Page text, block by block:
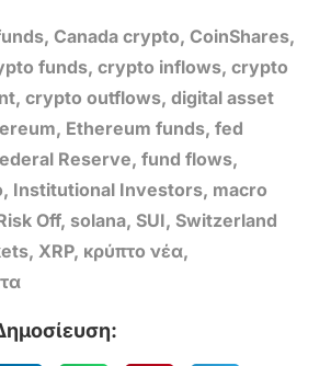
, Canada crypto, CoinShares,
funds, crypto inflows, crypto
, crypto outflows, digital asset
, Ethereum funds, fed
Reserve, fund flows,
, Institutional Investors, macro
Off, solana, SUI, Switzerland
, XRP, κρύπτο νέα,